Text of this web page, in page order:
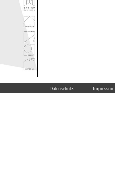
Datenschutz Impressum